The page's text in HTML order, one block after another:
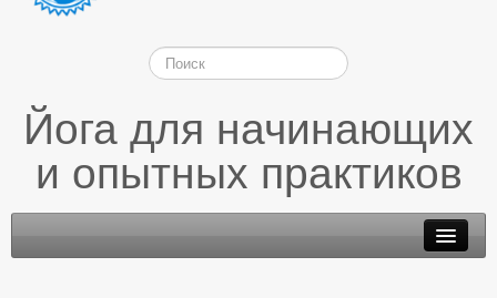
Йога для начинающих
и опытных практиков